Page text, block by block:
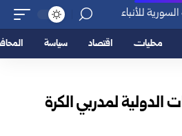
محليات اقتصاد سياسة
الدولية لمدربي الكرة